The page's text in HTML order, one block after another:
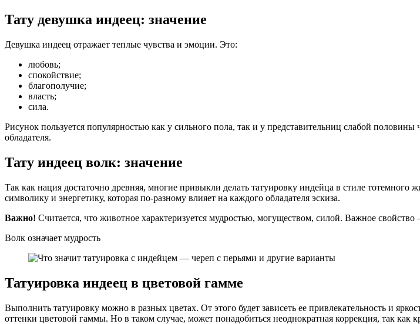
Тату девушка индеец: значение
Девушка индеец отражает теплые чувства и эмоции. Это:
любовь;
спокойствие;
благополучие;
власть;
сила.
Рисунок пользуется популярностью как у сильного пола, так и у представительниц слабой половины
обладателя.
Тату индеец волк: значение
Так как нация достаточно древняя, многие привыкли делать татуировку индейца в стиле
символику и энергетику, которая по-разному влияет на каждого обладателя эскиза.
Важно! Считается, что животное характеризуется мудростью, могуществом, силой. Важное
Волк означает мудрость
Татуировка индеец в цветовой гамме
Выполнить татуировку можно в разных цветах. От этого будет зависеть ее привлекательность и
оттенки цветовой гаммы. Но в таком случае, может понадобиться неоднократная коррекция, так как